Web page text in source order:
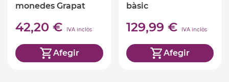
monedes Grapat
42,20 € IVA inclòs
Afegir
bàsic
129,99 € IVA inclòs
Afegir